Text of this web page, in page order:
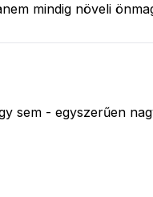
mindig növeli
sem - egyszerűen